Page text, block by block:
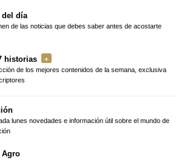
día
de las noticias que debes saber antes de acostarte
historias
de los mejores contenidos de la semana, exclusiva
lunes novedades e información útil sobre el mundo de
Agro